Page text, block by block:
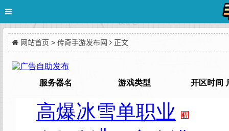
网站首页 > 传奇手游发布网 正文